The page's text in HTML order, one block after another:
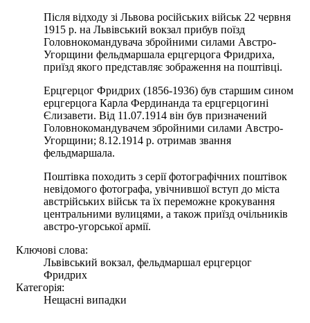
Після відходу зі Львова російських військ 22 червня
1915 р. на Львівський вокзал прибув поїзд
Головнокомандувача збройними силами Австро-
Угорщини фельдмаршала ерцгерцога Фридриха,
приїзд якого представляє зображення на поштівці.
Ерцгерцог Фридрих (1856-1936) був старшим сином
ерцгерцога Карла Фердинанда та ерцгерцогині
Єлизавети. Від 11.07.1914 він був призначений
Головнокомандувачем збройними силами Австро-
Угорщини; 8.12.1914 р. отримав звання
фельдмаршала.
Поштівка походить з серії фотографічних поштівок
невідомого фотографа, увічнившої вступ до міста
австрійських військ та їх переможне крокування
центральними вулицями, а також приїзд очільників
австро-угорської армії.
Ключові слова:
Львівський вокзал, фельдмаршал ерцгерцог
Фридрих
Категорія:
Нещасні випадки